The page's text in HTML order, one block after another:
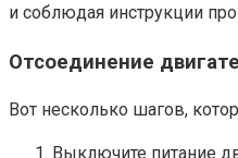
и соблюдая инструкции
Отсоединение
Вот несколько шагов,
Выключите питание